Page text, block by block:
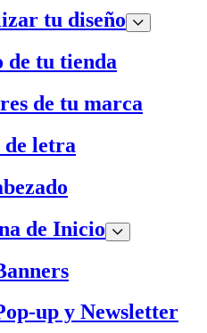
tu diseño
de tu tienda
de tu marca
letra
de Inicio
up y Newsletter